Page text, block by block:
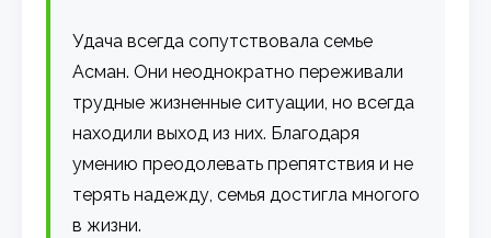
Удача всегда сопутствовала семье
Асман. Они неоднократно переживали
трудные жизненные ситуации, но всегда
находили выход из них. Благодаря
умению преодолевать препятствия и не
терять надежду, семья достигла многого
в жизни.